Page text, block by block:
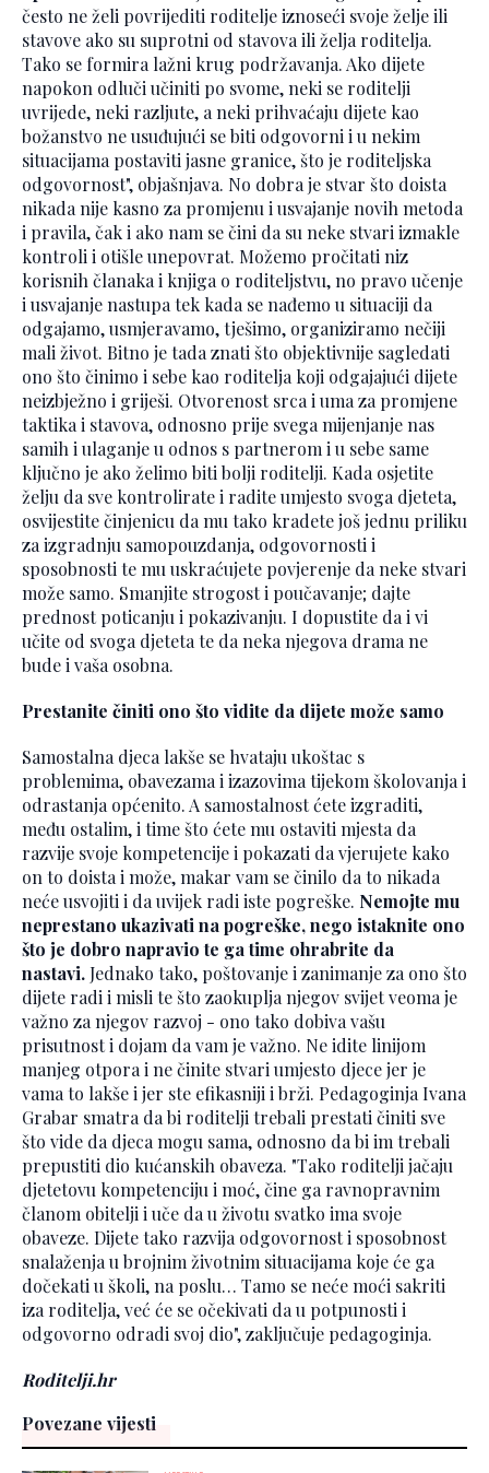
često ne želi povrijediti roditelje iznoseći svoje želje ili
stavove ako su suprotni od stavova ili želja roditelja.
Tako se formira lažni krug podržavanja. Ako dijete
napokon odluči učiniti po svome, neki se roditelji
uvrijede, neki razljute, a neki prihvaćaju dijete kao
božanstvo ne usuđujući se biti odgovorni i u nekim
situacijama postaviti jasne granice, što je roditeljska
odgovornost", objašnjava. No dobra je stvar što doista
nikada nije kasno za promjenu i usvajanje novih metoda
i pravila, čak i ako nam se čini da su neke stvari izmakle
kontroli i otišle unepovrat. Možemo pročitati niz
korisnih članaka i knjiga o roditeljstvu, no pravo učenje
i usvajanje nastupa tek kada se nađemo u situaciji da
odgajamo, usmjeravamo, tješimo, organiziramo nečiji
mali život. Bitno je tada znati što objektivnije sagledati
ono što činimo i sebe kao roditelja koji odgajajući dijete
neizbježno i griješi. Otvorenost srca i uma za promjene
taktika i stavova, odnosno prije svega mijenjanje nas
samih i ulaganje u odnos s partnerom i u sebe same
ključno je ako želimo biti bolji roditelji. Kada osjetite
želju da sve kontrolirate i radite umjesto svoga djeteta,
osvijestite činjenicu da mu tako kradete još jednu priliku
za izgradnju samopouzdanja, odgovornosti i
sposobnosti te mu uskraćujete povjerenje da neke stvari
može samo. Smanjite strogost i poučavanje; dajte
prednost poticanju i pokazivanju. I dopustite da i vi
učite od svoga djeteta te da neka njegova drama ne
bude i vaša osobna.
Prestanite činiti ono što vidite da dijete može samo
Samostalna djeca lakše se hvataju ukoštac s
problemima, obavezama i izazovima tijekom školovanja i
odrastanja općenito. A samostalnost ćete izgraditi,
među ostalim, i time što ćete mu ostaviti mjesta da
razvije svoje kompetencije i pokazati da vjerujete kako
on to doista i može, makar vam se činilo da to nikada
neće usvojiti i da uvijek radi iste pogreške. Nemojte mu
neprestano ukazivati na pogreške, nego istaknite ono
što je dobro napravio te ga time ohrabrite da
nastavi. Jednako tako, poštovanje i zanimanje za ono što
dijete radi i misli te što zaokuplja njegov svijet veoma je
važno za njegov razvoj - ono tako dobiva vašu
prisutnost i dojam da vam je važno. Ne idite linijom
manjeg otpora i ne činite stvari umjesto djece jer je
vama to lakše i jer ste efikasniji i brži. Pedagoginja Ivana
Grabar smatra da bi roditelji trebali prestati činiti sve
što vide da djeca mogu sama, odnosno da bi im trebali
prepustiti dio kućanskih obaveza. "Tako roditelji jačaju
djetetovu kompetenciju i moć, čine ga ravnopravnim
članom obitelji i uče da u životu svatko ima svoje
obaveze. Dijete tako razvija odgovornost i sposobnost
snalaženja u brojnim životnim situacijama koje će ga
dočekati u školi, na poslu… Tamo se neće moći sakriti
iza roditelja, već će se očekivati da u potpunosti i
odgovorno odradi svoj dio", zaključuje pedagoginja.
Roditelji.hr
Povezane vijesti